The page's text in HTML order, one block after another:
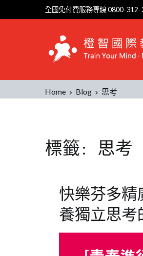
to
全國免付費服務專線 0800-312-
Home Blog 思考
標籤: 思考
快樂芬多精
養獨立思考